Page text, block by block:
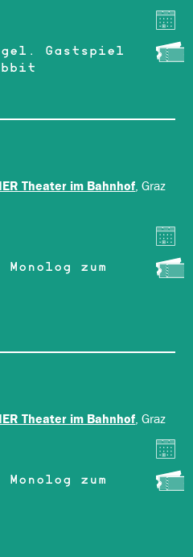
Gastspiel
Theater im Bahnhof, Graz
zum
Theater im Bahnhof, Graz
zum